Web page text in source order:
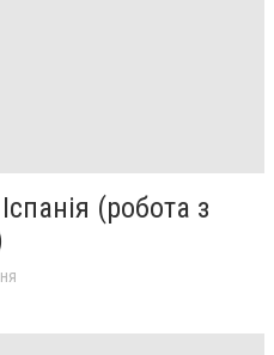
(робота з